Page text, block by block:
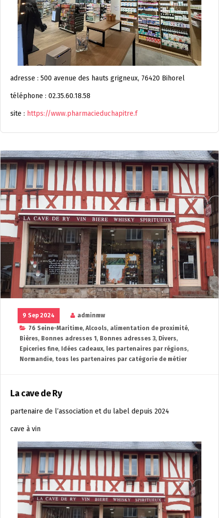
adresse : 500 avenue des hauts grigneux, 76420 Bihorel
téléphone : 02.35.60.18.58
site : https://www.pharmacieduchapitre.f
9 Sep 2024
adminmw
76 Seine-Maritime, Alcools, alimentation de proximité,
Bières, Bonnes adresses 1 , Bonnes adresses 3, Divers,
Epiceries fine, Idées cadeaux, les partenaires par régions,
Normandie, tous les partenaires par catégorie de métier
La cave de Ry
partenaire de l’association et du label depuis 2024
cave à vin